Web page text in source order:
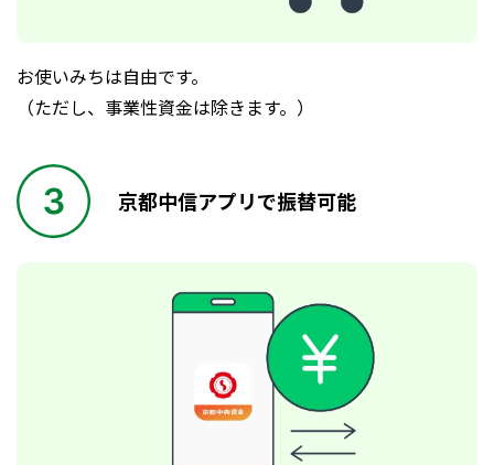
お使いみちは自由です。
（ただし、事業性資金は除きます。）
京都中信アプリで振替可能